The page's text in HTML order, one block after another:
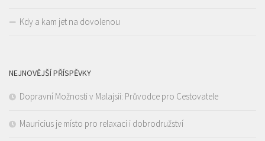
Kdy a kam jet na dovolenou
NEJNOVĚJŠÍ PŘÍSPĚVKY
Dopravní Možnosti v Malajsii: Průvodce pro Cestovatele
Mauricius je místo pro relaxaci i dobrodružství